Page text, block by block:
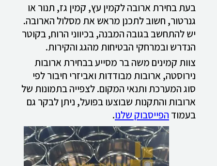
בעת בחירת ארובה לקמין עץ, קמין גז, תנור או
גנרטור, חשוב לתכנן מראש את מסלול הארובה.
יש להתחשב בגובה המבנה, בכיווני הרוח, בקוטר
הנדרש ובמרחקי הבטיחות מהגג והקירות.
צוות קמינים משה בר מסייע בבחירת ארובות
נירוסטה, ארובות מבודדות ואביזרי חיבור לפי
סוג המערכת ותנאי המקום. לצפייה בתמונות של
ארובות והתקנות שבוצעו בפועל, ניתן לבקר גם
בעמוד הפייסבוק שלנו.